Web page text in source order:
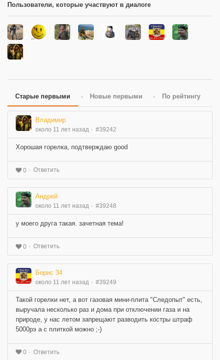
Пользователи, которые участвуют в диалоге
Старые первыми Новые первыми По рейтингу
Владимир
около 11 лет назад #39242
Хорошая горелка, подтверждаю good
0 Ответить
Андрей
около 11 лет назад #39248
у моего друга такая. зачетная тема!
0 Ответить
Борис 34
около 11 лет назад #39249
Такой горелки нет, а вот газовая мини-плита "Следопыт" есть,
выручала несколько раз и дома при отключении газа и на
природе, у нас летом запрещают разводить костры штраф
5000рэ а с плиткой можно ;-)
0 Ответить